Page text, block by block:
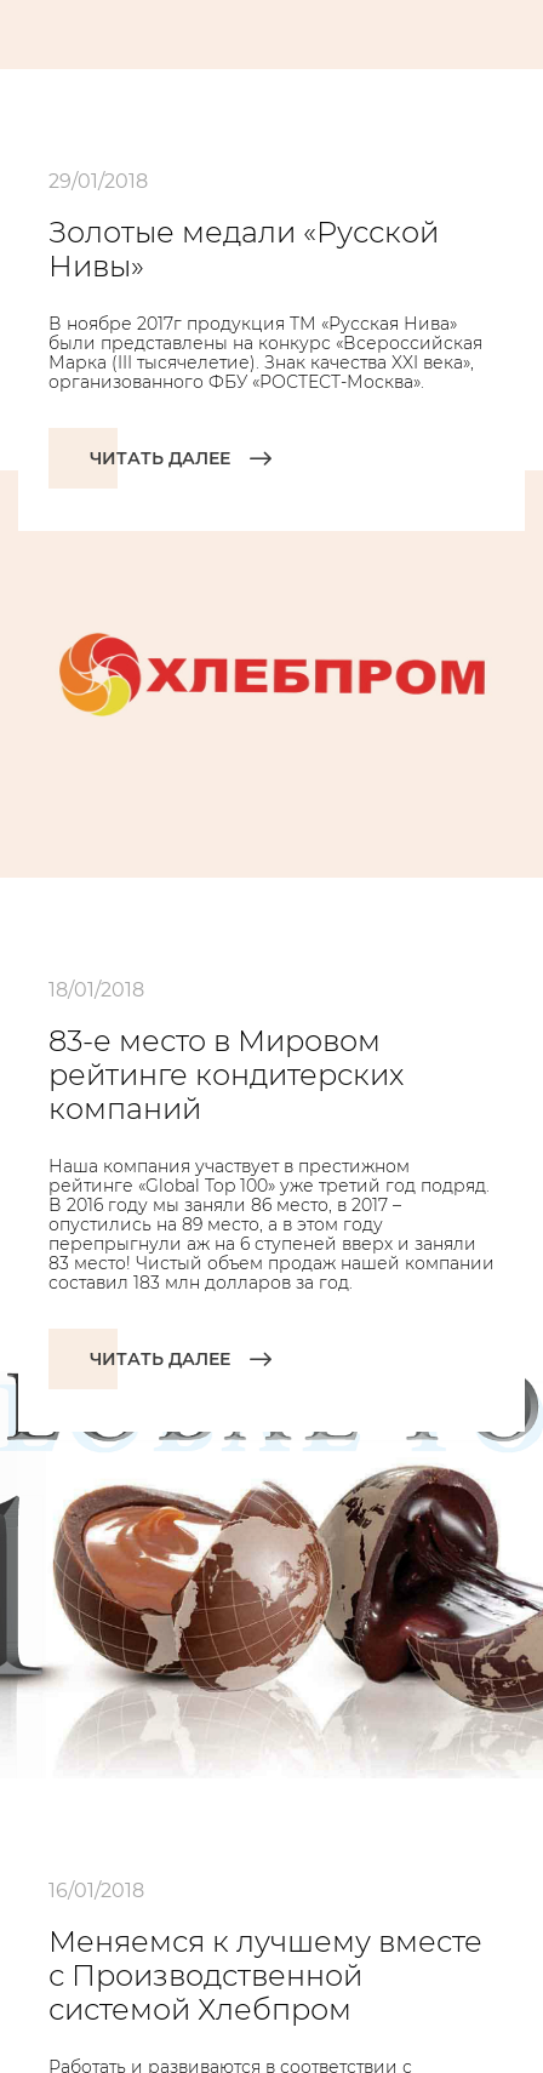
29/01/2018
Золотые медали «Русской
Нивы»
В ноябре 2017г продукция ТМ «Русская Нива»
были представлены на конкурс «Всероссийская
Марка (III тысячелетие). Знак качества XXI века»,
организованного ФБУ «РОСТЕСТ-Москва».
ЧИТАТЬ ДАЛЕЕ
18/01/2018
83-е место в Мировом
рейтинге кондитерских
компаний
Наша компания участвует в престижном
рейтинге «Global Top 100» уже третий год подряд.
В 2016 году мы заняли 86 место, в 2017 –
опустились на 89 место, а в этом году
перепрыгнули аж на 6 ступеней вверх и заняли
83 место! Чистый объем продаж нашей компании
составил 183 млн долларов за год.
ЧИТАТЬ ДАЛЕЕ
16/01/2018
Меняемся к лучшему вместе
с Производственной
системой Хлебпром
Работать и развиваются в соответствии с